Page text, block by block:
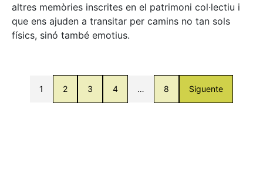
altres memòries inscrites en el patrimoni col·lectiu i
que ens ajuden a transitar per camins no tan sols
físics, sinó també emotius.
1 2 3 4 … 8 Siguente